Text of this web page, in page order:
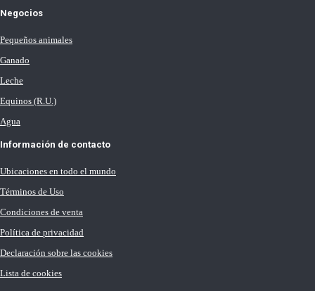
Negocios
Pequeños animales
Ganado
Leche
Equinos (R.U.)
Agua
Información de contacto
Ubicaciones en todo el mundo
Términos de Uso
Condiciones de venta
Política de privacidad
Declaración sobre las cookies
Lista de cookies